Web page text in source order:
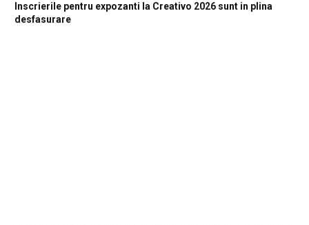
Inscrierile pentru expozanti la Creativo 2026 sunt in plina
desfasurare